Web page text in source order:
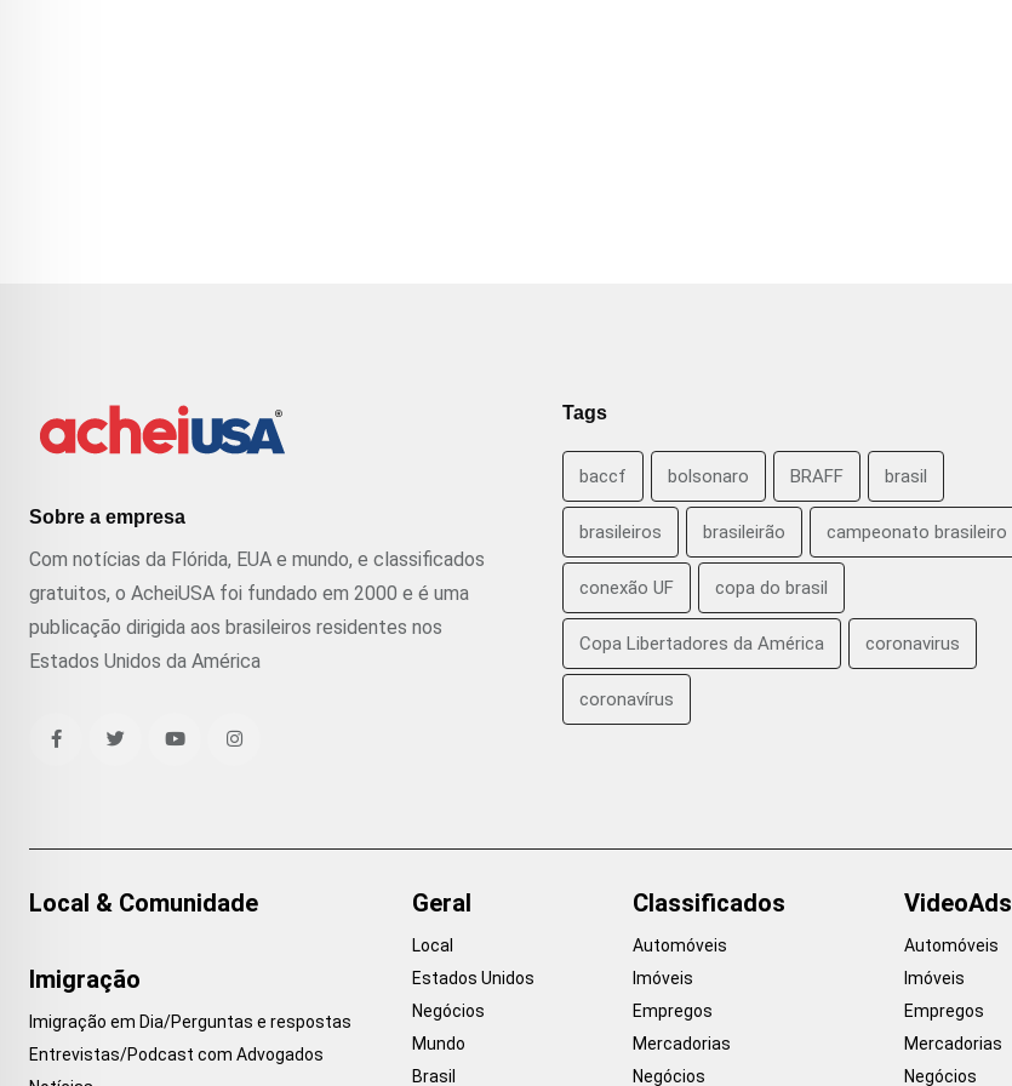
Sobre a empresa
Com notícias da Flórida, EUA e mundo, e classificados
gratuitos, o AcheiUSA foi fundado em 2000 e é uma
publicação dirigida aos brasileiros residentes nos
Estados Unidos da América
Tags
baccf bolsonaro BRAFF brasil
brasileiros brasileirão campeonato brasileiro
conexão UF copa do brasil
Copa Libertadores da América coronavirus
coronavírus
Local & Comunidade
Imigração
Imigração em Dia/Perguntas e respostas
Entrevistas/Podcast com Advogados
Geral
Local
Estados Unidos
Negócios
Mundo
Brasil
Classificados
Automóveis
Imóveis
Empregos
Mercadorias
Negócios
VideoAds
Automóveis
Imóveis
Empregos
Mercadorias
Negócios